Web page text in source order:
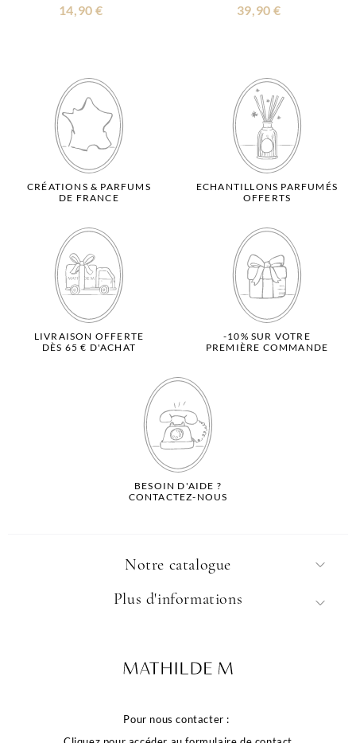
14,90 € 39,90 €
CRÉATIONS & PARFUMS
DE FRANCE
ECHANTILLONS PARFUMÉS
OFFERTS
LIVRAISON OFFERTE
DÈS 65 € D'ACHAT
-10% SUR VOTRE
PREMIÈRE COMMANDE
BESOIN D'AIDE ?
CONTACTEZ-NOUS
Notre catalogue
Pour nous contacter :
Plus d'informations